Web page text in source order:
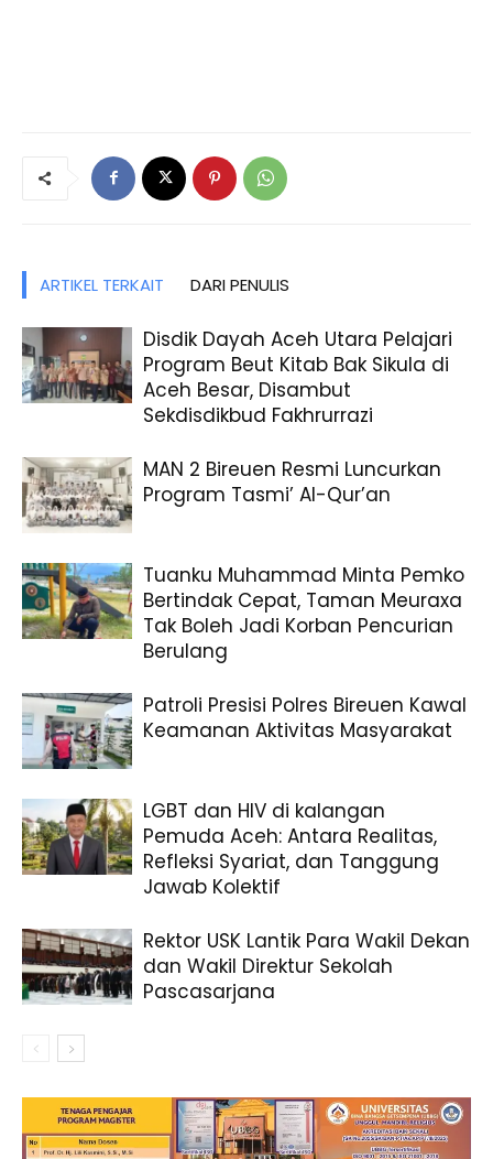
ARTIKEL TERKAIT DARI PENULIS
Disdik Dayah Aceh Utara Pelajari
Program Beut Kitab Bak Sikula di
Aceh Besar, Disambut
Sekdisdikbud Fakhrurrazi
MAN 2 Bireuen Resmi Luncurkan
Program Tasmi’ Al-Qur’an
Tuanku Muhammad Minta Pemko
Bertindak Cepat, Taman Meuraxa
Tak Boleh Jadi Korban Pencurian
Berulang
Patroli Presisi Polres Bireuen Kawal
Keamanan Aktivitas Masyarakat
LGBT dan HIV di kalangan
Pemuda Aceh: Antara Realitas,
Refleksi Syariat, dan Tanggung
Jawab Kolektif
Rektor USK Lantik Para Wakil Dekan
dan Wakil Direktur Sekolah
Pascasarjana